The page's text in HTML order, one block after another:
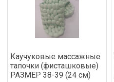
Каучуковые массажные
тапочки (фисташковые)
РАЗМЕР 38-39 (24 см)